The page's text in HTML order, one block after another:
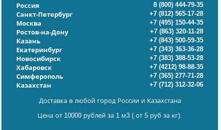
Россия
8 (800) 444-79-35
Санкт-Петербург
+7 (812) 565-17-28
Москва
+7 (495) 150-44-35
Ростов-на-Дону
+7 (863) 320-11-28
Казань
+7 (843) 500-59-35
Екатеринбург
+7 (343) 363-36-28
Новосибирск
+7 (383) 388-53-28
Хабаровск
+7 (4212) 98-88-35
Симферополь
+7 (365) 277-71-28
Казахстан
+7 (712) 312-32-06
Доставка в любой город России и Казахстана
Цена от 10000 рублей за 1 м3 ( от 5 руб за кг).